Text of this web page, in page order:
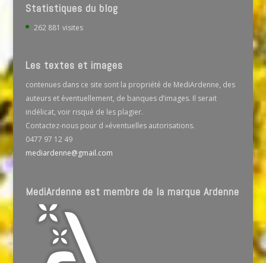
Statistiques du blog
262 881 visites
Les textes et images
contenues dans ce site sont la propriété de MediArdenne, des
auteurs et éventuellement, de banques d’images. Il serait
indélicat, voir risqué de les plagier.
Contactez-nous pour d »éventuelles autorisations.
0477 97 12 49
mediardenne@gmail.com
MediArdenne est membre de la marque Ardenne